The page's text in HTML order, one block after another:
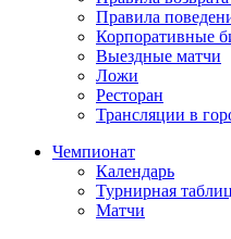
Правила
Корпоративные
Выездные матчи
Ложи
Ресторан
Трансляции в
Чемпионат
Календарь
Турнирная
Матчи